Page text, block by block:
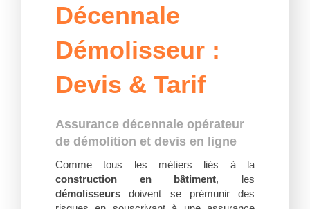
Décennale
Démolisseur :
Devis & Tarif
Assurance décennale opérateur
de démolition et devis en ligne
Comme tous les métiers liés à la
construction en bâtiment, les
démolisseurs doivent se prémunir des